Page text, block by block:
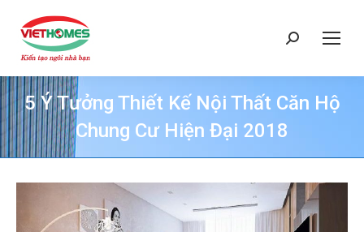
Search:
5 Ý Tưởng Thiết Kế Nội Thất Căn Hộ
Chung Cư Hiện Đại 2018